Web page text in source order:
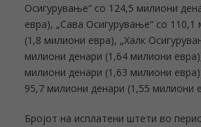
Осигурување“ со 124,5 милиони
евра), „Сава Осигурување“ со 110,1
(1,8 милиони евра), „Халк
милиони денари (1,64 милиони
милиони денари (1,63 милиони евра)
95,7 милиони денари (1,55 милиони
Бројот на исплатени штети во